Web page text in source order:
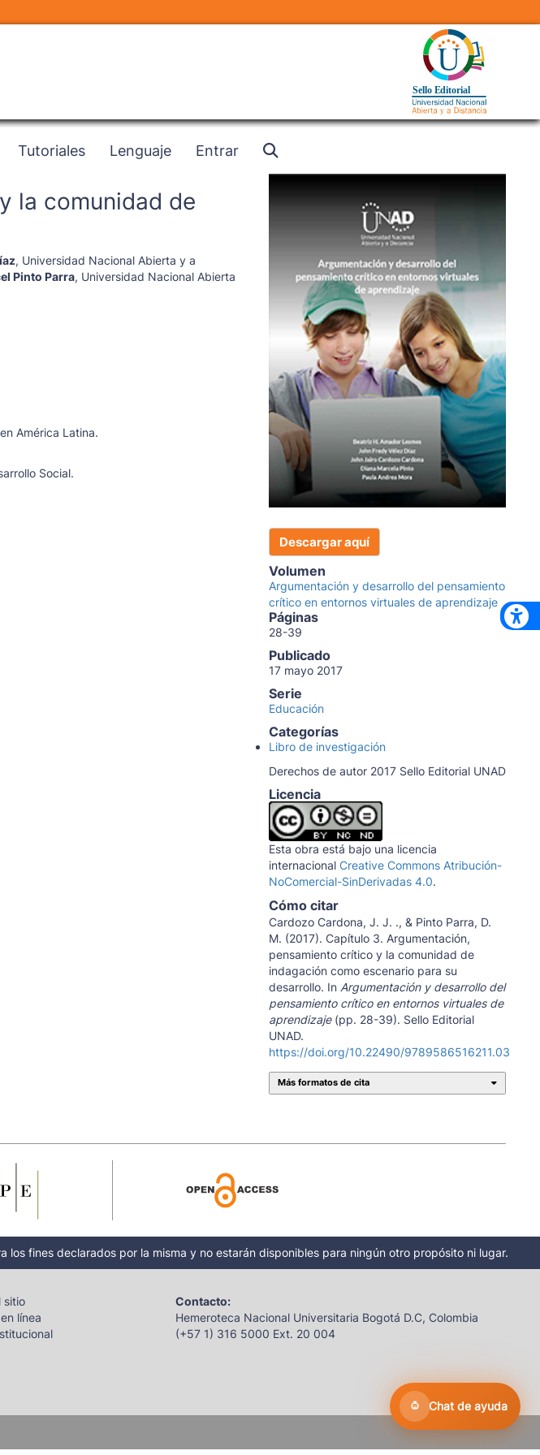
Tutoriales Lenguaje Entrar
la comunidad de
, Universidad Nacional Abierta y a
Pinto Parra, Universidad Nacional Abierta
América Latina.
Social.
Descargar aquí
Volumen
Argumentación y desarrollo del pensamiento
crítico en entornos virtuales de aprendizaje
Páginas
28-39
Publicado
17 mayo 2017
Serie
Educación
Categorías
Libro de investigación
Derechos de autor 2017 Sello Editorial UNAD
Licencia
Esta obra está bajo una licencia
internacional Creative Commons Atribución-
NoComercial-SinDerivadas 4.0.
Cómo citar
Cardozo Cardona, J. J. ., & Pinto Parra, D.
M. (2017). Capítulo 3. Argumentación,
pensamiento crítico y la comunidad de
indagación como escenario para su
desarrollo. In Argumentación y desarrollo del
pensamiento crítico en entornos virtuales de
aprendizaje(pp. 28-39). Sello Editorial
UNAD.
https://doi.org/10.22490/9789586516211.03
Más formatos de cita
fines declarados por la misma y no estarán disponibles para ningún otro propósito ni lugar.
sitio
línea
Contacto:
Hemeroteca Nacional Universitaria Bogotá D.C, Colombia
(+57 1) 316 5000 Ext. 20 004
Chat de ayuda